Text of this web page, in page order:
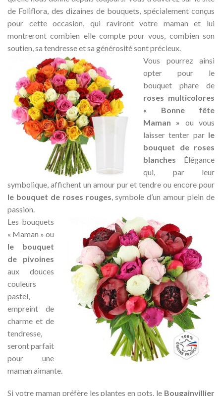
de Foliflora, des dizaines de bouquets, spécialement conçus
pour cette occasion, qui raviront votre maman et lui
montreront combien elle compte pour vous, combien son
soutien, sa tendresse et sa générosité sont précieux.
Vous pourrez ainsi
opter pour le
bouquet phare de
roses multicolores
« Bonne fête
Maman » ou vous
laisser tenter par le
bouquet de roses
blanches Élégance
qui, par leur
symbolique, affichent un amour pur et tendre ou encore pour
le bouquet de roses rouges, symbole d’un amour plein de
passion.
Les bouquets
« Maman » ou
le bouquet
de pivoines
aux douces
couleurs
pastel,
empreint de
charme et de
tendresse,
seront parfait
pour une
maman aimante.
Si votre maman préfère les plantes en pots, le Bougainvillier